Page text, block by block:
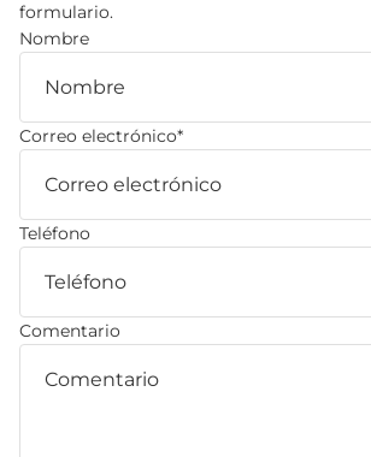
formulario.
Nombre
Correo electrónico*
Teléfono
Comentario